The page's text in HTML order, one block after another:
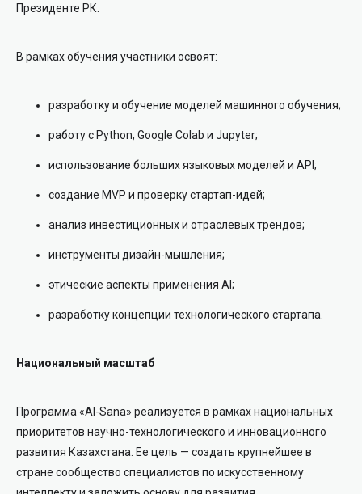
Президенте РК.
В рамках обучения участники освоят:
разработку и обучение моделей машинного обучения;
работу с Python, Google Colab и Jupyter;
использование больших языковых моделей и API;
создание MVP и проверку стартап-идей;
анализ инвестиционных и отраслевых трендов;
инструменты дизайн-мышления;
этические аспекты применения AI;
разработку концепции технологического стартапа.
Национальный масштаб
Программа «AI-Sana» реализуется в рамках национальных
приоритетов научно-технологического и инновационного
развития Казахстана. Ее цель — создать крупнейшее в
стране сообщество специалистов по искусственному